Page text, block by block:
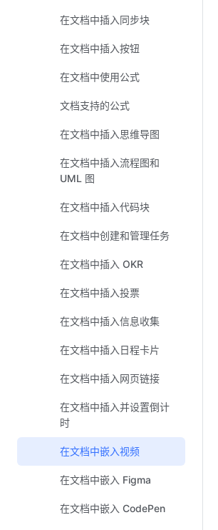
在文档中插入同步块
在文档中插入按钮
在文档中使用公式
文档支持的公式
在文档中插入思维导图
在文档中插入流程图和
UML 图
在文档中插入代码块
在文档中创建和管理任务
在文档中插入 OKR
在文档中插入投票
在文档中插入信息收集
在文档中插入日程卡片
在文档中插入网页链接
在文档中插入并设置倒计
时
在文档中嵌入视频
在文档中嵌入 Figma
在文档中嵌入 CodePen